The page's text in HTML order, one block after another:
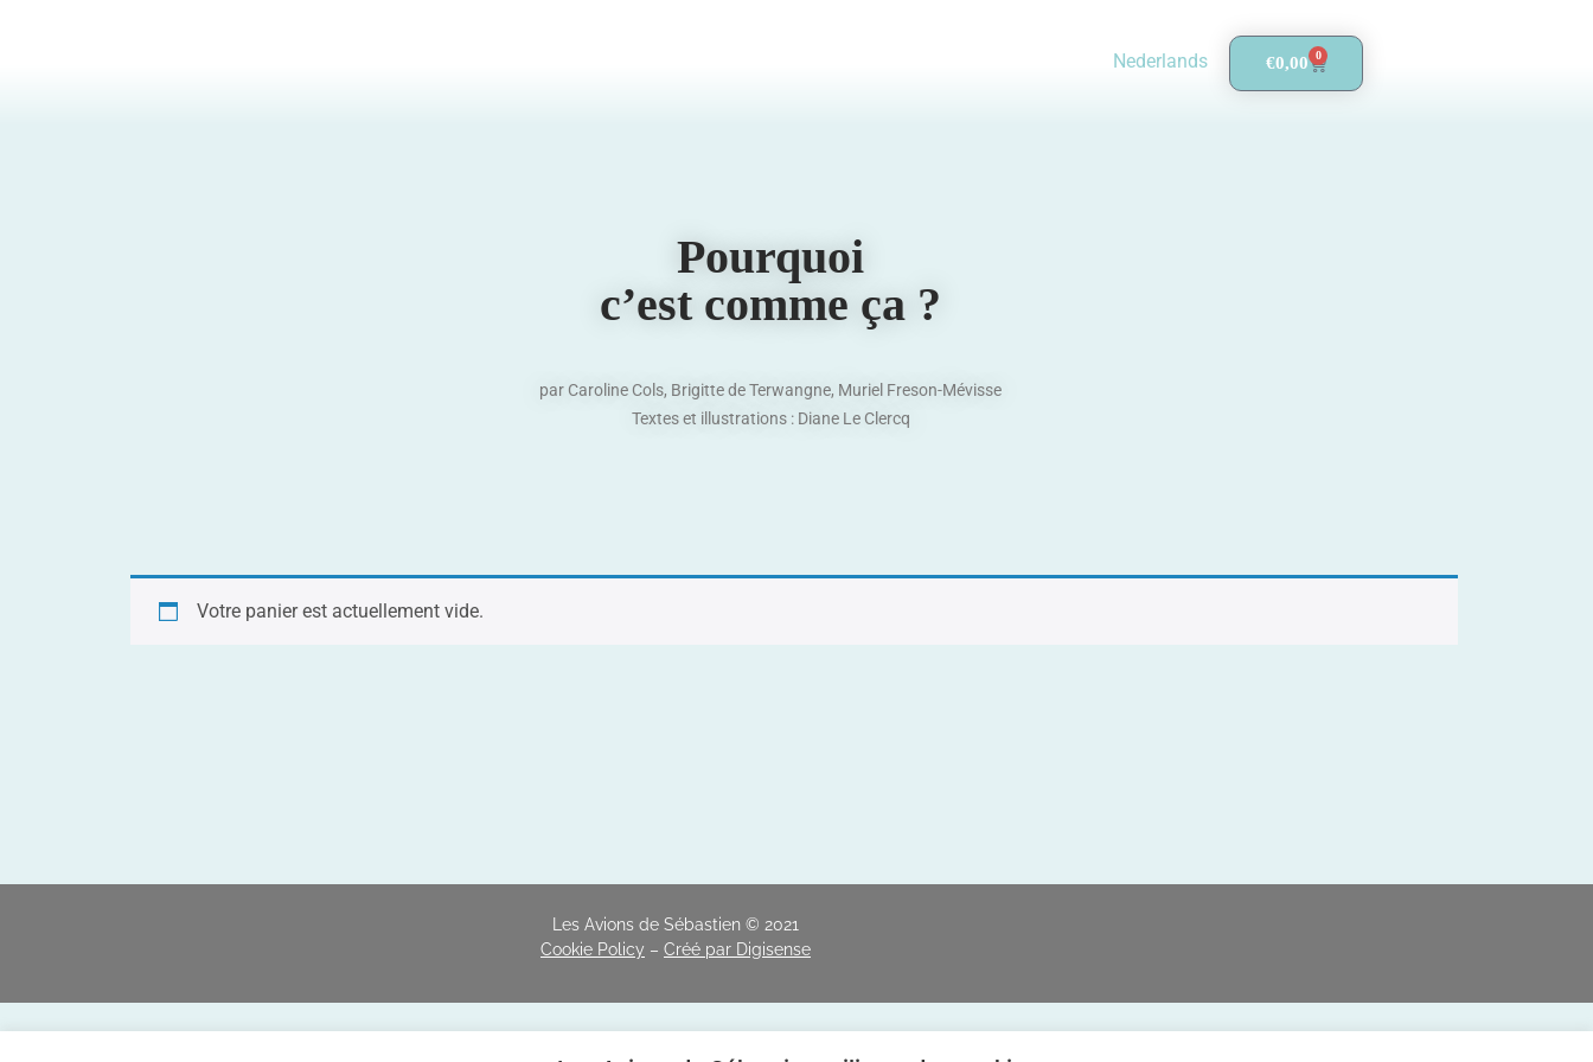
Nederlands €0,00 0
Pourquoi
c’est comme ça ?
par Caroline Cols, Brigitte de Terwangne, Muriel Freson-Mévisse
Textes et illustrations : Diane Le Clercq
Votre panier est actuellement vide.
Les Avions de Sébastien © 2021
Cookie Policy – Créé par Digisense